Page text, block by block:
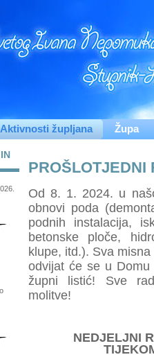
Aktivnosti župljana Župa
PROŠLOTJEDNI
Od 8. 1. 2024. u
obnovi poda
podnih instalacija,
betonske ploče,
klupe, itd.). Sva
odvijat će se u Domu
župni listić! Sve
molitve!
NEDJELJNI